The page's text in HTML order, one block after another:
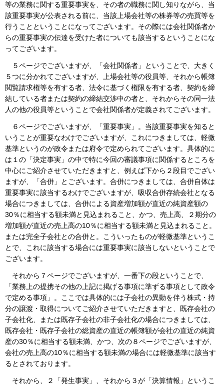
等の業務に関する重要事実を、その者の職務に関し知りながら、当
該重要事実が公表される前に、当該上場会社等の株券等の売買等を
行うことということになってございます。その際には会社関係者か
らの重要事実の伝達を受けた者についても該当するということにな
ってございます。
５ページでございますが、「会社関係者」ということで、大きく
５つに分かれてございますが、上場会社等の役員等、それから帳簿
閲覧請求権等を有する者、法令に基づく権限を有する者、契約を締
結している者または契約の締結交渉中の者と、それからその同一法
人の他の役員等ということで会社関係者が定義されてございます。
６ページでございますが、「重要事実」。当該重要事実を知ると
いうことが重要なわけでございますが、これにつきましては、軽微
基準というのが政令または府令で定められてございます。具体的に
は１の「決定事実」の中で特に今回の審議事項に関係するところを
中心にご紹介させていただきますと、例えば下から２段目でござい
ますが、「合併」とございます。合併につきましては、合併自体は
重要事実に該当するわけでございますが、吸収合併存続会社となる
場合につきましては、合併による資産増加額が直近の純資産額の
30％に相当する額未満と見込まれること、かつ、売上高、２期分の
増加額が直近の売上高の10％に相当する額未満と見込まれること。
または完全子会社との合併と。こういったものが軽微基準というこ
とで、これに該当する場合には重要事実に該当しないということで
ございます。
それから７ページでございますが、一番下の段ということで、
「業務上の提携その他の上記に掲げる事項に準ずる事項として政令
で定める事項」。ここでは具体的には子会社の異動を伴う株式・持
分の譲渡・取得についてご紹介させていただきますと、既存会社の
子会社化、または既存子会社の非子会社化の場合につきましては、
既存会社・既存子会社の総資産の直近の帳簿額が会社の直近の純資
産の30％に相当する額未満、かつ、次の８ページでございますが、
会社の売上高の10％に相当する額未満の場合には軽微基準に該当す
るとされております。
それから、２「発生事実」、それから３が「決算情報」というこ